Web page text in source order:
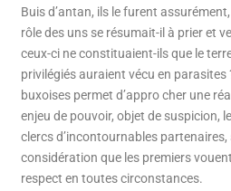
Buis d’antan, ils le furent
rôle des uns se résumait-il à prier et
ceux-ci ne constituaient-ils que le
privilégiés auraient vécu en parasites
buxoises permet d’appro cher une
enjeu de pouvoir, objet de suspicion,
clercs d’incontournables
considération que les premiers
respect en toutes circonstances.